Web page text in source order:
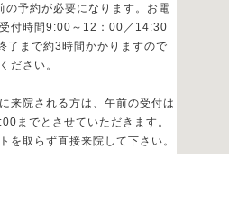
予約が必要になります。お電
付時間9:00～12：00／14:30
了まで約3時間かかりますので
ださい。
来院される方は、午前の受付は
までとさせていただきます。
を取らず直接来院して下さい。